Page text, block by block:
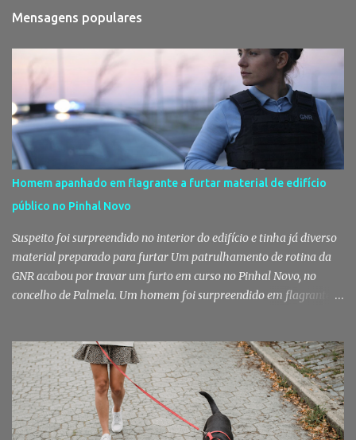
Mensagens populares
Homem apanhado em flagrante a furtar material de edifício
público no Pinhal Novo
Suspeito foi surpreendido no interior do edifício e tinha já diverso
material preparado para furtar Um patrulhamento de rotina da
GNR acabou por travar um furto em curso no Pinhal Novo, no
concelho de Palmela. Um homem foi surpreendido em flagrante
militares da Guarda. Patrulhamento da GNR termina com
detenção por furto A detenção ocorreu no dia 4 de Agosto, - mas
divulgada só nesta quinta-feira - numa ação desenvolvida pelo
Posto Territorial de Pinhal Novo. Segundo a GNR, "no âmbito de
uma ação de patrulhamento, os militares da Guarda detetaram